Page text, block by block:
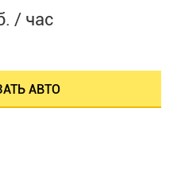
/ час
АВТО